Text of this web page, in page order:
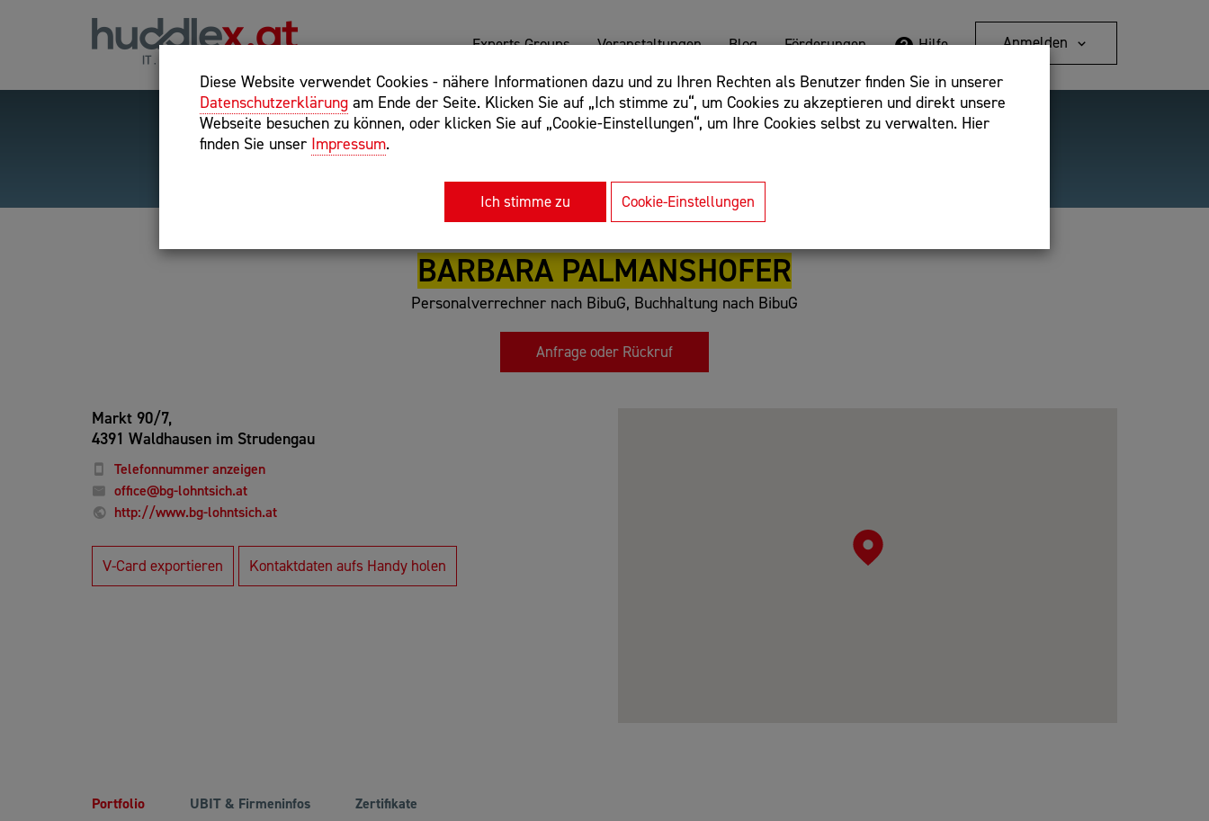
Diese Website verwendet Cookies - nähere Informationen dazu und zu Ihren Rechten als Benutzer finden Sie in unserer
Datenschutzerklärung am Ende der Seite. Klicken Sie auf „Ich stimme zu“, um Cookies zu akzeptieren und direkt unsere
Webseite besuchen zu können, oder klicken Sie auf „Cookie-Einstellungen“, um Ihre Cookies selbst zu verwalten. Hier
finden Sie unser Impressum.
Ich stimme zu Cookie-Einstellungen
Experts Groups Veranstaltungen Blog Förderungen Hilfe Anmelden
Hilfreiche Suchparameter: Begriff einschließen: +webshop, Begriff ausschließen: -webshop,
Exakter Suchbegriff: "internet of things"
Detailsuche
BARBARA PALMANSHOFER
Personalverrechner nach BibuG, Buchhaltung nach BibuG
Anfrage oder Rückruf
Markt 90/7,
4391 Waldhausen im Strudengau
Telefonnummer anzeigen
office@bg-lohntsich.at
http://www.bg-lohntsich.at
V-Card exportieren Kontaktdaten aufs Handy holen
Portfolio UBIT & Firmeninfos Zertifikate